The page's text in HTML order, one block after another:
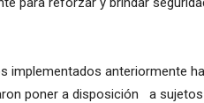
implementados anteriormente
poner a disposición a